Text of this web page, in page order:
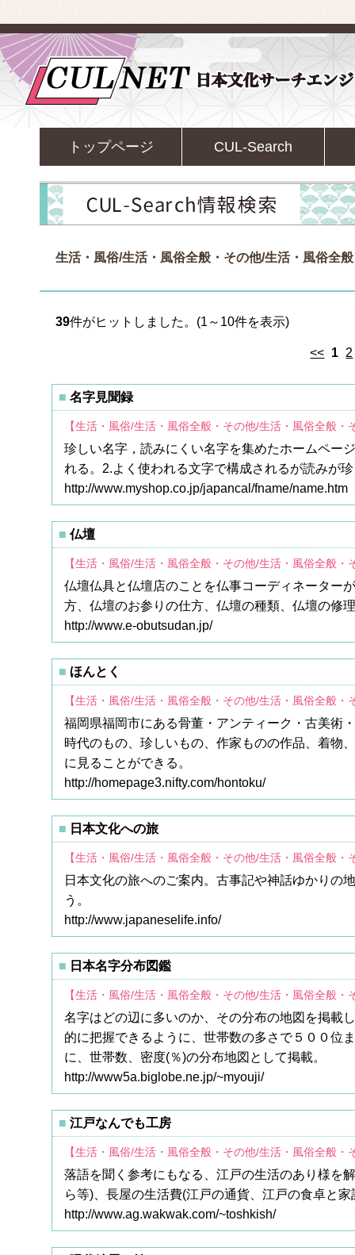
トップページ CUL-Search
生活・風俗/生活・風俗全般・その他/生活・風俗全
39件がヒットしました。(1～10件を表示)
<< 1 2
名字見聞録
【生活・風俗/生活・風俗全般・その他/生活・風俗全般・
珍しい名字，読みにくい名字を集めたホームペー
れる。2.よく使われる文字で構成されるが読みが
http://www.myshop.co.jp/japancal/fname/name.htm
仏壇
【生活・風俗/生活・風俗全般・その他/生活・風俗全般・
仏壇仏具と仏壇店のことを仏事コーディネーター
方、仏壇のお参りの仕方、仏壇の種類、仏壇の修
http://www.e-obutsudan.jp/
ほんとく
【生活・風俗/生活・風俗全般・その他/生活・風俗全般・
福岡県福岡市にある骨董・アンティーク・古美術
時代のもの、珍しいもの、作家ものの作品、着物
に見ることができる。
http://homepage3.nifty.com/hontoku/
日本文化への旅
【生活・風俗/生活・風俗全般・その他/生活・風俗全般・
日本文化の旅へのご案内。古事記や神話ゆかりの
う。
http://www.japaneselife.info/
日本名字分布図鑑
【生活・風俗/生活・風俗全般・その他/生活・風俗全般・
名字はどの辺に多いのか、その分布の地図を掲載
的に把握できるように、世帯数の多さで５００位
に、世帯数、密度(％)の分布地図として掲載。
http://www5a.biglobe.ne.jp/~myouji/
江戸なんでも工房
【生活・風俗/生活・風俗全般・その他/生活・風俗全般・
落語を聞く参考にもなる、江戸の生活のあり様を
ら等)、長屋の生活費(江戸の通貨、江戸の食卓と
http://www.ag.wakwak.com/~toshkish/